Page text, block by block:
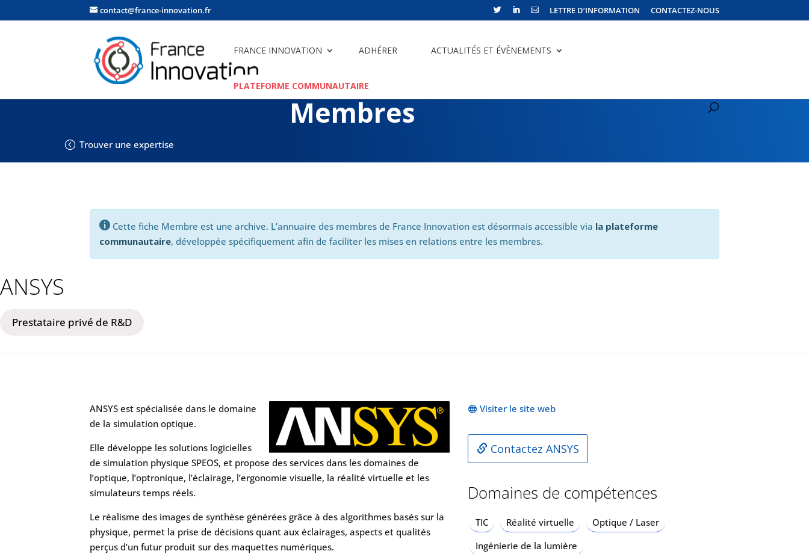
contact@france-innovation.fr    LETTRE D’INFORMATION CONTACTEZ-NOUS
FRANCE INNOVATION ADHÉRER ACTUALITÉS ET ÉVÈNEMENTS
PLATEFORME COMMUNAUTAIRE
Membres
Trouver une expertise
 Cette fiche Membre est une archive. L’annuaire des membres de France Innovation est désormais accessible via la plateforme
communautaire, développée spécifiquement afin de faciliter les mises en relations entre les membres.
ANSYS
Prestataire privé de R&D
ANSYS est spécialisée dans le domaine
de la simulation optique.
Elle développe les solutions logicielles
de simulation physique SPEOS, et propose des services dans les domaines de
l’optique, l’optronique, l’éclairage, l’ergonomie visuelle, la réalité virtuelle et les
simulateurs temps réels.
Le réalisme des images de synthèse générées grâce à des algorithmes basés sur la
physique, permet la prise de décisions quant aux éclairages, aspects et qualités
perçus d’un futur produit sur des maquettes numériques.
Visiter le site web
Contactez ANSYS
Domaines de compétences
TIC Réalité virtuelle
Optique / Laser
Ingénierie de la lumière